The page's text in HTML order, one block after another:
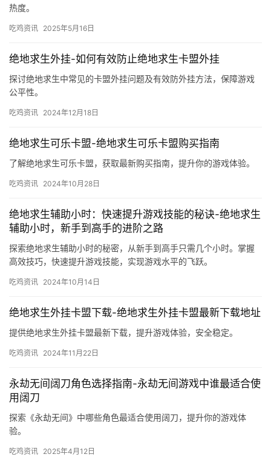
热度。
吃鸡资讯 2025年5月16日
绝地求生外挂-如何有效防止绝地求生卡盟外挂
探讨绝地求生中常见的卡盟外挂问题及有效防外挂方法，保障游戏
公平性。
吃鸡资讯 2024年12月18日
绝地求生可乐卡盟-绝地求生可乐卡盟购买指南
了解绝地求生可乐卡盟，获取最新购买指南，提升你的游戏体验。
吃鸡资讯 2024年10月28日
绝地求生辅助小时：快速提升游戏技能的秘诀-绝地求生
辅助小时，新手到高手的进阶之路
探索绝地求生辅助小时的秘密，从新手到高手只需几个小时。掌握
高效技巧，快速提升游戏技能，实现游戏水平的飞跃。
吃鸡资讯 2024年10月14日
绝地求生外挂卡盟下载-绝地求生外挂卡盟最新下载地址
提供绝地求生外挂卡盟最新下载，提升游戏体验，安全稳定。
吃鸡资讯 2024年11月22日
永劫无间阔刀角色选择指南-永劫无间游戏中谁最适合使
用阔刀
探索《永劫无间》中哪些角色最适合使用阔刀，提升你的游戏体
验。
吃鸡资讯 2025年4月12日